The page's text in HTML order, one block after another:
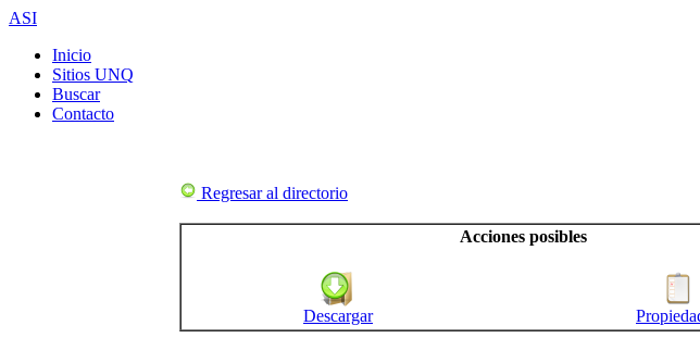
ASI
Inicio
Sitios UNQ
Buscar
Contacto
Regresar al directorio
Acciones posibles
Descargar